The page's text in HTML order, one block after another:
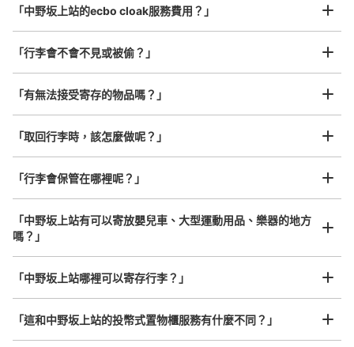
大的:6/ ¥500小的:16/ ¥400
付款方式
現金, ICカード
工作人員拍完行李照片後
放下行李，愉快度過一整天！
我們與許多地點方便的車站內店舖以及24小時營業的店鋪合作。
任何尺寸的行李都OK
樂器、嬰兒車、腳踏車等，只要是1個人能搬運的行李尺寸就OK
「中野坂上站的ecbo cloak服務費用？」
「行李會不會不見或被偷？」
「有無法接受寄存的物品嗎？」
「取回行李時，該怎麼做呢？」
「行李會保管在哪裡呢？」
「中野坂上站有可以寄放嬰兒車、大型運動用品、樂器的地方
嗎？」
「中野坂上站哪裡可以寄存行李？」
「這和中野坂上站的投幣式置物櫃服務有什麼不同？」